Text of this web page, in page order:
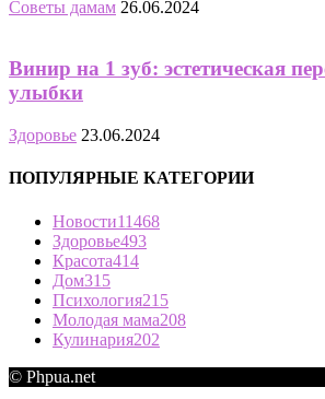
Советы дамам 26.06.2024
Винир на 1 зуб: эстетическая
улыбки
Здоровье 23.06.2024
ПОПУЛЯРНЫЕ КАТЕГОРИИ
Новости11468
Здоровье493
Красота414
Дом315
Психология215
Молодая мама208
Кулинария202
© Phpua.net